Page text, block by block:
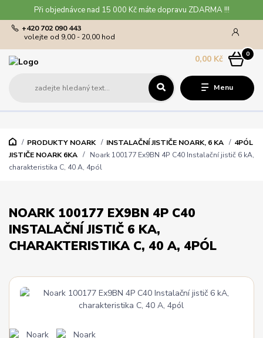
Při objednávce nad 15 000 Kč máte dopravu ZDARMA !!!
Menu
+420 702 090 443
volejte od 9,00 - 20,00 hod
0
0,00 Kč
PRODUKTY NOARK INSTALAČNÍ JISTIČE NOARK, 6 KA
4PÓL
JISTIČE NOARK 6KA
Noark 100177 Ex9BN 4P C40 Instalační jistič 6 kA,
charakteristika C, 40 A, 4pól
NOARK 100177 EX9BN 4P C40
INSTALAČNÍ JISTIČ 6 KA,
CHARAKTERISTIKA C, 40 A, 4PÓL